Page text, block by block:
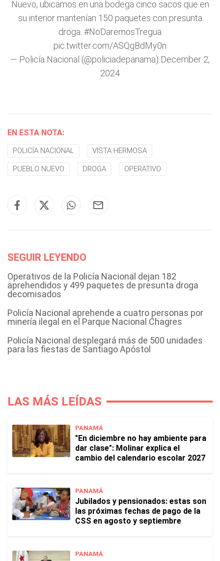
Nuevo, ubicamos en una bodega cinco sacos que en
su interior mantenían 150 paquetes con presunta
droga. #NoDaremosTregua
pic.twitter.com/ASQgBdMy0n
— Policía Nacional (@policiadepanama) December 2,
2024
EN ESTA NOTA:
POLICÍA NACIONAL VISTA HERMOSA
PUEBLO NUEVO DROGA OPERATIVO
SEGUIR LEYENDO
Operativos de la Policía Nacional dejan 182
aprehendidos y 499 paquetes de presunta droga
decomisados
Policía Nacional aprehende a cuatro personas por
minería ilegal en el Parque Nacional Chagres
Policía Nacional desplegará más de 500 unidades
para las fiestas de Santiago Apóstol
LAS MÁS LEÍDAS
PANAMÁ
"En diciembre no hay ambiente para
dar clase": Molinar explica el
cambio del calendario escolar 2027
PANAMÁ
Jubilados y pensionados: estas son
las próximas fechas de pago de la
CSS en agosto y septiembre
PANAMÁ